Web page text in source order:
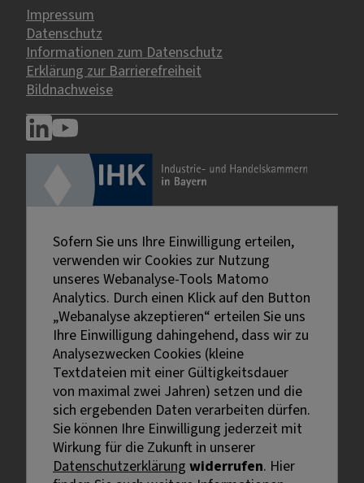
Impressum
Datenschutz
Informationen zum Datenschutz
Erklärung zur Barrierefreiheit
Bildnachweise
Externe Links sind mit dem Symbol
gekennzeichnet.
Bei personenbezogenen Bezeichnungen wurde aus
Sofern Sie uns Ihre Einwilligung erteilen,
verwenden wir Cookies zur Nutzung
unseres Webanalyse-Tools Matomo
Analytics. Durch einen Klick auf den Button
„Webanalyse akzeptieren“ erteilen Sie uns
Ihre Einwilligung dahingehend, dass wir zu
Analysezwecken Cookies (kleine
Textdateien mit einer Gültigkeitsdauer
von maximal zwei Jahren) setzen und die
sich ergebenden Daten verarbeiten dürfen.
Sie können Ihre Einwilligung jederzeit mit
Wirkung für die Zukunft in unserer
Datenschutzerklärung widerrufen. Hier